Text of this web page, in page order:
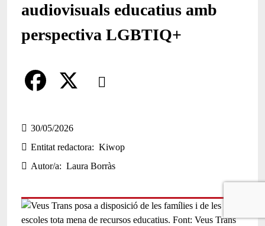
audiovisuals educatius amb
perspectiva LGBTIQ+
Comparteix
a
c
e
o
30/05/2026
Entitat redactora
Kiwop
Autor/a
Laura Borràs